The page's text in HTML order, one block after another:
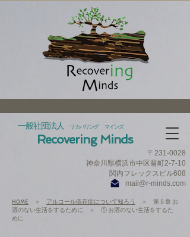
一般社団法人 リカバリング マインズ
Recovering Minds
〒231‐0028
神奈川県横浜市中区翁町2-7-10
​関内フレックスビル608
mail@r-minds.com
HOME ＞ アルコール依存症について知ろう
＞ 第５章 お
酒のない生活をするために ＞ ① お酒のない生活をするた
めに